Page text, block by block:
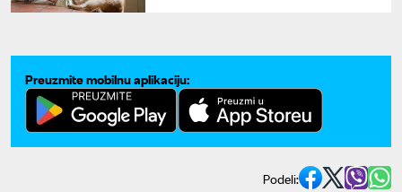
Preuzmite mobilnu aplikaciju:
Podeli: